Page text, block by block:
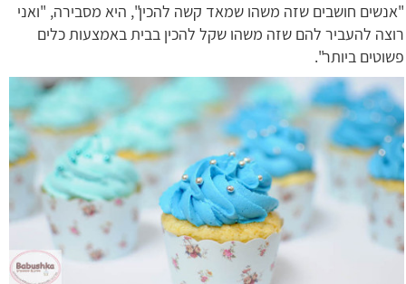
"אנשים חושבים שזה משהו שמאד קשה להכין", היא מסבירה, "ואני
רוצה להעביר להם שזה משהו שקל להכין בבית באמצעות כלים
פשוטים ביותר".